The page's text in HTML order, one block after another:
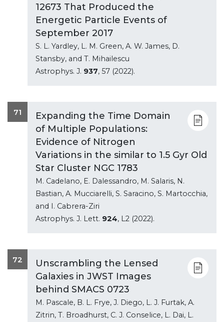
12673 That Produced the
Energetic Particle Events of
September 2017
S. L. Yardley, L. M. Green, A. W. James, D.
Stansby, and T. Mihailescu
Astrophys. J. 937, 57 (2022).
71
Expanding the Time Domain
of Multiple Populations:
Evidence of Nitrogen
Variations in the similar to 1.5 Gyr Old
Star Cluster NGC 1783
M. Cadelano, E. Dalessandro, M. Salaris, N.
Bastian, A. Mucciarelli, S. Saracino, S. Martocchia,
and I. Cabrera-Ziri
Astrophys. J. Lett. 924, L2 (2022).
72
Unscrambling the Lensed
Galaxies in JWST Images
behind SMACS 0723
M. Pascale, B. L. Frye, J. Diego, L. J. Furtak, A.
Zitrin, T. Broadhurst, C. J. Conselice, L. Dai, L.